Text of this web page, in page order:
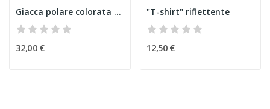
Giacca polare colorata e riflettente
32,00 €
"T-shirt" riflettente
12,50 €